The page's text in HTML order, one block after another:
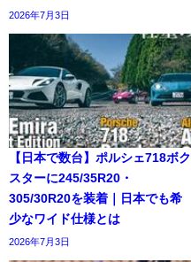
2026年7月3日
【日本で数台】ポルシェ718ボク
スターに245/35R20・
305/30R20を装着｜日本でも希
少なワイド仕様とは
2026年7月3日